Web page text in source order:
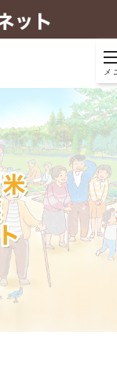
メ